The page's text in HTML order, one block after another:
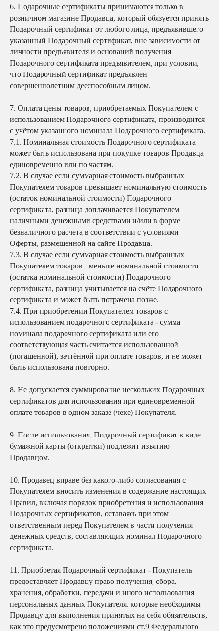
6. Подарочные сертификаты принимаются только в
розничном магазине Продавца, который обязуется принять
Подарочный сертификат от любого лица, предъявившего
указанный Подарочный сертификат, вне зависимости от
личности предъявителя и оснований получения
Подарочного сертификата предъявителем, при условии,
что Подарочный сертификат предъявлен
совершеннолетним дееспособным лицом.
7. Оплата цены товаров, приобретаемых Покупателем с
использованием Подарочного сертификата, производится
с учётом указанного номинала Подарочного сертификата.
7.1. Номинальная стоимость Подарочного сертификата
может быть использована при покупке товаров Продавца
единовременно или по частям.
7.2. В случае если суммарная стоимость выбранных
Покупателем товаров превышает номинальную стоимость
(остаток номинальной стоимости) Подарочного
сертификата, разница доплачивается Покупателем
наличными денежными средствами и/или в форме
безналичного расчета в соответствии с условиями
Оферты, размещенной на сайте Продавца.
7.3. В случае если суммарная стоимость выбранных
Покупателем товаров - меньше номинальной стоимости
(остатка номинальной стоимости) Подарочного
сертификата, разница учитывается на счёте Подарочного
сертификата и может быть потрачена позже.
7.4. При приобретении Покупателем товаров с
использованием подарочного сертификата - сумма
номинала подарочного сертификата или его
соответствующая часть считается использованной
(погашенной), зачтённой при оплате товаров, и не может
быть использована повторно.
8. Не допускается суммирование нескольких Подарочных
сертификатов для использования при единовременной
оплате товаров в одном заказе (чеке) Покупателя.
9. После использования, Подарочный сертификат в виде
бумажной карты (открытки) подлежит изъятию
Продавцом.
10. Продавец вправе без какого-либо согласования с
Покупателем вносить изменения в содержание настоящих
Правил, включая порядок приобретения и использования
Подарочных сертификатов, оставаясь при этом
ответственным перед Покупателем в части получения
денежных средств, составляющих номинал Подарочного
сертификата.
11. Приобретая Подарочный сертификат - Покупатель
предоставляет Продавцу право получения, сбора,
хранения, обработки, передачи и иного использования
персональных данных Покупателя, которые необходимы
Продавцу для выполнения принятых на себя обязательств,
как это предусмотрено положениями ст.9 Федерального